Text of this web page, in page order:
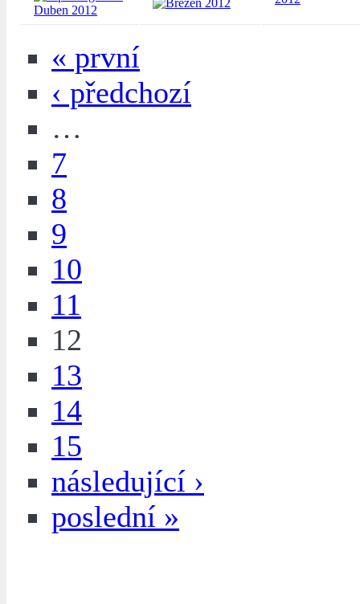
« první
‹ předchozí
…
7
8
9
10
11
12
13
14
15
následující ›
poslední »